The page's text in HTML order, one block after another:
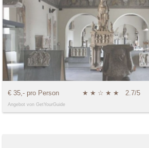
€ 35,- pro Person ★ ★ ☆ ★ ★ 2.7/5
Angebot von GetYourGuide